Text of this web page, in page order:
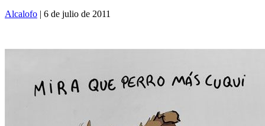
Alcalofo | 6 de julio de 2011